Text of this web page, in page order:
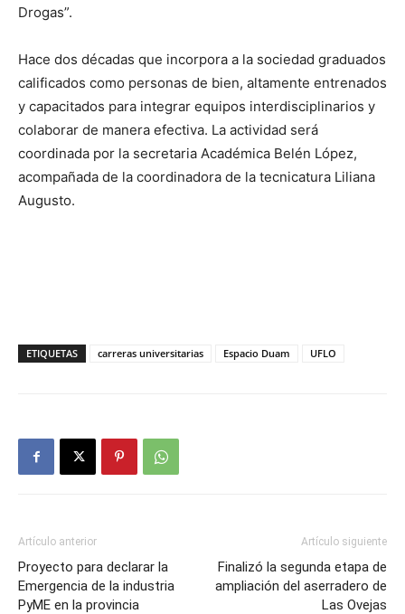
Drogas”.
Hace dos décadas que incorpora a la sociedad graduados
calificados como personas de bien, altamente entrenados
y capacitados para integrar equipos interdisciplinarios y
colaborar de manera efectiva. La actividad será
coordinada por la secretaria Académica Belén López,
acompañada de la coordinadora de la tecnicatura Liliana
Augusto.
ETIQUETAS carreras universitarias Espacio Duam UFLO
Artículo anterior
Proyecto para declarar la
Emergencia de la industria
PyME en la provincia
Artículo siguiente
Finalizó la segunda etapa de
ampliación del aserradero de
Las Ovejas